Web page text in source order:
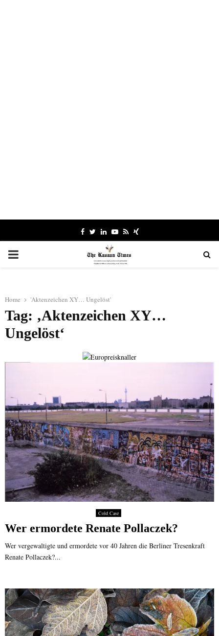
Facebook
TwitterLinkedinYoutube
RssXing
PRIMARY
Home 'Aktenzeichen XY… Ungelöst'
Tag: ‚Aktenzeichen XY…
Ungelöst‘
Cold Case
Wer ermordete Renate Pollaczek?
Wer vergewaltigte und ermordete vor 40 Jahren die Berliner Tresenkraft
Renate Pollaczek?...